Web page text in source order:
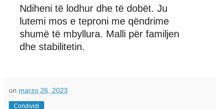
Ndiheni të lodhur dhe të dobët. Ju
lutemi mos e teproni me qëndrime
shumë të mbyllura. Malli për familjen
dhe stabilitetin.
on marzo 26, 2023
Condividi